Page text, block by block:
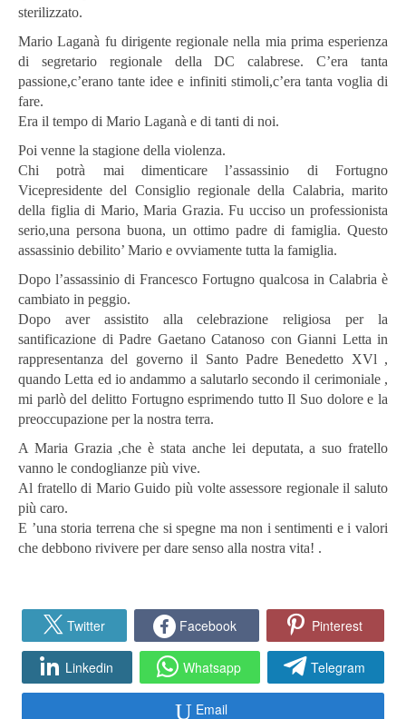
sterilizzato.
Mario Laganà fu dirigente regionale nella mia prima esperienza
di segretario regionale della DC calabrese. C’era tanta
passione,c’erano tante idee e infiniti stimoli,c’era tanta voglia di
fare.
Era il tempo di Mario Laganà e di tanti di noi.
Poi venne la stagione della violenza.
Chi potrà mai dimenticare l’assassinio di Fortugno
Vicepresidente del Consiglio regionale della Calabria, marito
della figlia di Mario, Maria Grazia.Fu ucciso un professionista
serio,una persona buona, un ottimo padre di famiglia. Questo
assassinio debilito’ Mario e ovviamente tutta la famiglia.
Dopo l’assassinio di Francesco Fortugno qualcosa in Calabria è
cambiato in peggio.
Dopo aver assistito alla celebrazione religiosa per la
santificazione di Padre Gaetano Catanoso con Gianni Letta in
rappresentanza del governo il Santo Padre Benedetto XVl ,
quando Letta ed io andammo a salutarlo secondo il cerimoniale ,
mi parlò del delitto Fortugno esprimendo tutto Il Suo dolore e la
preoccupazione per la nostra terra.
A Maria Grazia ,che è stata anche lei deputata, a suo fratello
vanno le condoglianze più vive.
Al fratello di Mario Guido più volte assessore regionale il saluto
più caro.
E ’una storia terrena che si spegne ma non i sentimenti e i valori
che debbono rivivere per dare senso alla nostra vita! .
Twitter Facebook Pinterest
Linkedin Whatsapp Telegram
Email